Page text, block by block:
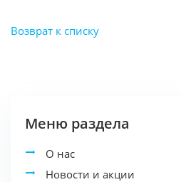
Возврат к списку
Меню раздела
О нас
Новости и акции